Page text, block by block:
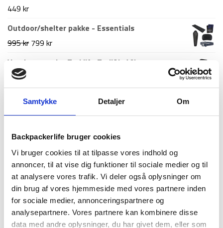
Samtykke Detaljer Om
Backpackerlife bruger cookies
Vi bruger cookies til at tilpasse vores indhold og
annoncer, til at vise dig funktioner til sociale medier og til
at analysere vores trafik. Vi deler også oplysninger om
din brug af vores hjemmeside med vores partnere inden
for sociale medier, annonceringspartnere og
analysepartnere. Vores partnere kan kombinere disse
data med andre oplysninger, du har givet dem, eller som
449 kr
Outdoor/shelter pakke - Essentials
995kr Den
oprindelige
var:
995 kr.
799 krDen
aktuelle
er:
799 kr.
Vandrerygsæk - Treklife TrailAir 40L
699kr
Nyeste artikler
Roskilde festival pakkeliste 2026 – Alt du bør
have med
18. juni 2026
Guide til Grøn Koncert 2026: Alt du skal vide –
inkl. pakkeliste
26. marts 2026
Backpacking i 2026: 10 destinationer du ikke må
gå glip af